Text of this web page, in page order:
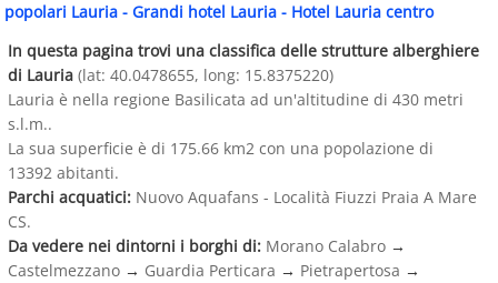
popolari Lauria - Grandi hotel Lauria - Hotel Lauria centro
In questa pagina trovi una classifica delle strutture alberghiere
di Lauria (lat: 40.0478655, long: 15.8375220)
Lauria è nella regione Basilicata ad un'altitudine di 430 metri
s.l.m..
La sua superficie è di 175.66 km2 con una popolazione di
13392 abitanti.
Parchi acquatici: Nuovo Aquafans - Località Fiuzzi Praia A Mare
CS.
Da vedere nei dintorni i borghi di: Morano Calabro →
Castelmezzano → Guardia Perticara → Pietrapertosa →